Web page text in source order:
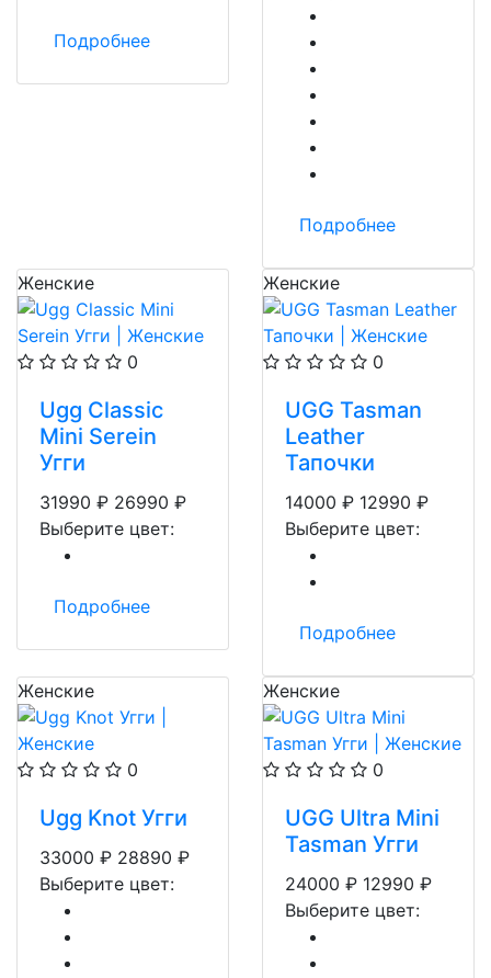
Подробнее
Подробнее
Женские
0
Ugg Classic
Mini Serein
Угги
31990 ₽ 26990 ₽
Выберите цвет:
Подробнее
Женские
0
UGG Tasman
Leather
Тапочки
14000 ₽ 12990 ₽
Выберите цвет:
Подробнее
Женские
0
Ugg Knot Угги
33000 ₽ 28890 ₽
Выберите цвет:
Женские
0
UGG Ultra Mini
Tasman Угги
24000 ₽ 12990 ₽
Выберите цвет: